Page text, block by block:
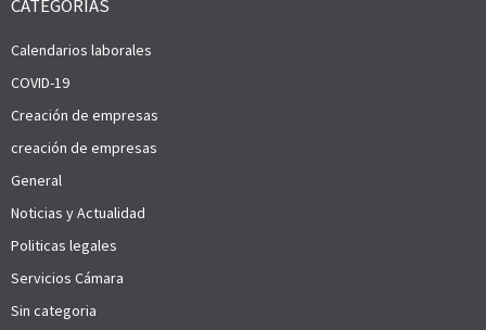
CATEGORÍAS
Calendarios laborales
COVID-19
Creación de empresas
creación de empresas
General
Noticias y Actualidad
Politicas legales
Servicios Cámara
Sin categoria